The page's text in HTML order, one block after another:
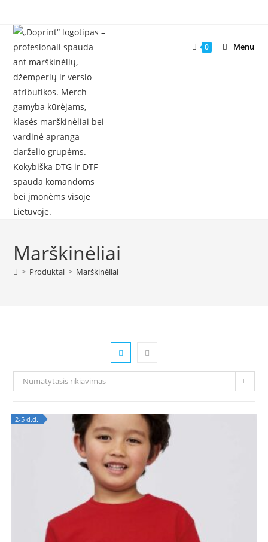
content
0 Menu
Marškinėliai
> Produktai > Marškinėliai
Numatytasis rikiavimas
2-5 d.d.
OUT OF STOCK